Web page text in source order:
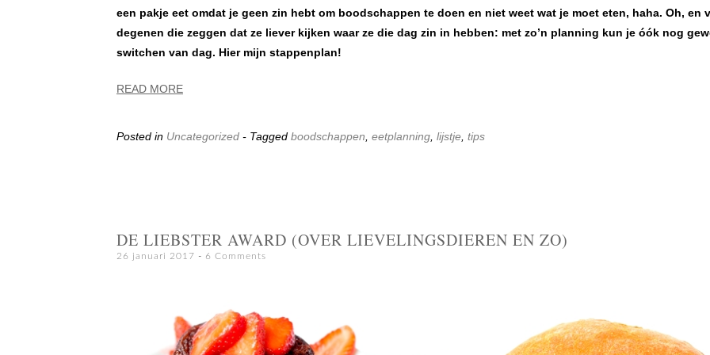
een pakje eet omdat je geen zin hebt om boodschappen te doen en niet weet wat je moet eten, haha. Oh, en
degenen die zeggen dat ze liever kijken waar ze die dag zin in hebben: met zo’n planning kun je óók nog
switchen van dag. Hier mijn stappenplan!
READ MORE
Posted in Uncategorized - Tagged boodschappen, eetplanning, lijstje, tips
DE LIEBSTER AWARD (OVER LIEVELINGSDIEREN EN ZO)
26 januari 2017 6 Comments